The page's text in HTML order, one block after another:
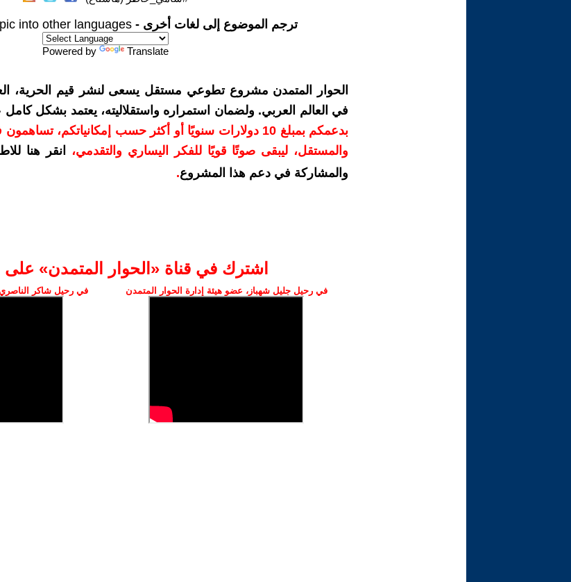
ترجم الموضوع إلى لغات أخرى - into other languages
Powered by Translate
الحوار المتمدن مشروع تطوعي مستقل يسعى لنشر قيم الحرية،
في العالم العربي. ولضمان استمراره واستقلاليته، يعتمد بشكل
بدعمكم بمبلغ 10 دولارات سنويًا أو أكثر حسب إمكانياتكم،
والمستقل، ليبقى صوتًا قويًا للفكر اليساري والتقدمي،
انقر هنا
والمشاركة في دعم هذا المشروع.
اشترك في قناة ‫«الحوار المتمدن» على
في رحيل جليل شهباز، عضو هيئة إدارة الحوار المتمدن في رحيل شاكر